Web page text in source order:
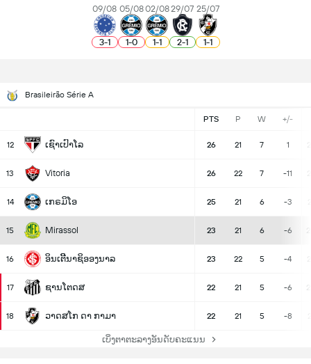
09/08
3-1
05/08
1-0
02/08
1-1
29/07
2-1
25/07
1-1
Brasileirão Série A
PTS P W +/-
12 ເຊົາເປົາໂລ 26 21 7 1
13 Vitoria 26 22 7 -11
14 ເກຣມິໂອ 25 21 6 -3
15 Mirassol 23 21 6 -6
16 ອິນເຕີີນາຊິອອງນາລ 23 22 5 -4
17 ຊານໂຕດສ 22 21 5 -6
18 ວາດສໂກ ດາ ກາມາ 22 21 5 -8
ເບິ່ງຕາຕະລາງອັນດັບຄະແນນ